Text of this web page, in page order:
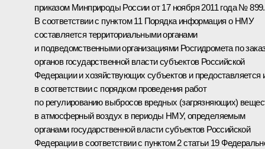
приказом Минприроды России от 17 ноября 2011 года № 899.
В соответствии с пунктом 11 Порядка информация о НМУ
составляется территориальными органами
и подведомственными организациями Росгидромета по
органов государственной власти субъектов Российской
Федерации и хозяйствующих субъектов и предоставляется
в соответствии с порядком проведения работ
по регулированию выбросов вредных (загрязняющих)
в атмосферный воздух в периоды НМУ, определяемым
органами государственной власти субъектов Российской
Федерации в соответствии с пунктом 2 статьи 19